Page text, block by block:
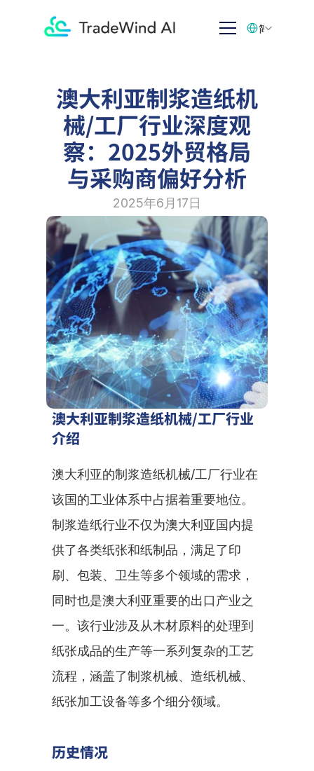
澳大利亚制浆造纸机
械/工厂行业深度观
察：2025外贸格局
与采购商偏好分析
2025年6月17日
澳大利亚制浆造纸机械/工厂行业
介绍
澳大利亚的制浆造纸机械/工厂行业在
该国的工业体系中占据着重要地位。
制浆造纸行业不仅为澳大利亚国内提
供了各类纸张和纸制品，满足了印
刷、包装、卫生等多个领域的需求，
同时也是澳大利亚重要的出口产业之
一。该行业涉及从木材原料的处理到
纸张成品的生产等一系列复杂的工艺
流程，涵盖了制浆机械、造纸机械、
纸张加工设备等多个细分领域。
历史情况
简体中文